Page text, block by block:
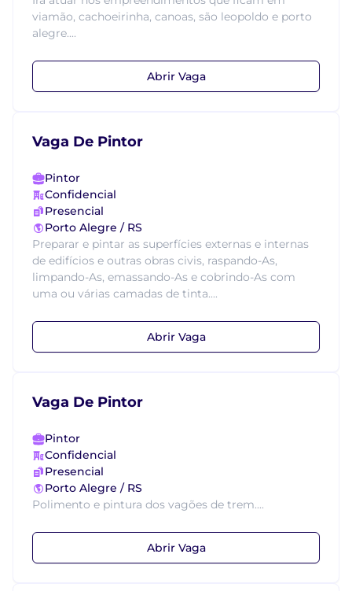
viamão, cachoeirinha, canoas, são leopoldo e porto
alegre....
Abrir Vaga
Vaga De Pintor
Pintor
Confidencial
Presencial
Porto Alegre / RS
Preparar e pintar as superfícies externas e internas
de edifícios e outras obras civis, raspando-As,
limpando-As, emassando-As e cobrindo-As com
uma ou várias camadas de tinta....
Abrir Vaga
Vaga De Pintor
Pintor
Confidencial
Presencial
Porto Alegre / RS
Polimento e pintura dos vagões de trem....
Abrir Vaga